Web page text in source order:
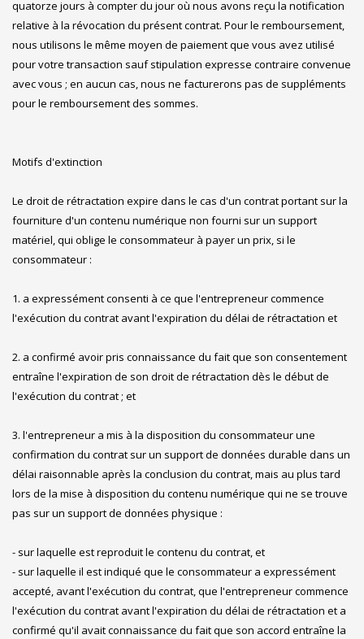
quatorze jours à compter du jour où nous avons reçu la notification
relative à la révocation du présent contrat. Pour le remboursement,
nous utilisons le même moyen de paiement que vous avez utilisé
pour votre transaction sauf stipulation expresse contraire convenue
avec vous ; en aucun cas, nous ne facturerons pas de suppléments
pour le remboursement des sommes.
Motifs d'extinction
Le droit de rétractation expire dans le cas d'un contrat portant sur la
fourniture d'un contenu numérique non fourni sur un support
matériel, qui oblige le consommateur à payer un prix, si le
consommateur :
1. a expressément consenti à ce que l'entrepreneur commence
l'exécution du contrat avant l'expiration du délai de rétractation et
2. a confirmé avoir pris connaissance du fait que son consentement
entraîne l'expiration de son droit de rétractation dès le début de
l'exécution du contrat ; et
3. l'entrepreneur a mis à la disposition du consommateur une
confirmation du contrat sur un support de données durable dans un
délai raisonnable après la conclusion du contrat, mais au plus tard
lors de la mise à disposition du contenu numérique qui ne se trouve
pas sur un support de données physique :
- sur laquelle est reproduit le contenu du contrat, et
- sur laquelle il est indiqué que le consommateur a expressément
accepté, avant l'exécution du contrat, que l'entrepreneur commence
l'exécution du contrat avant l'expiration du délai de rétractation et a
confirmé qu'il avait connaissance du fait que son accord entraîne la